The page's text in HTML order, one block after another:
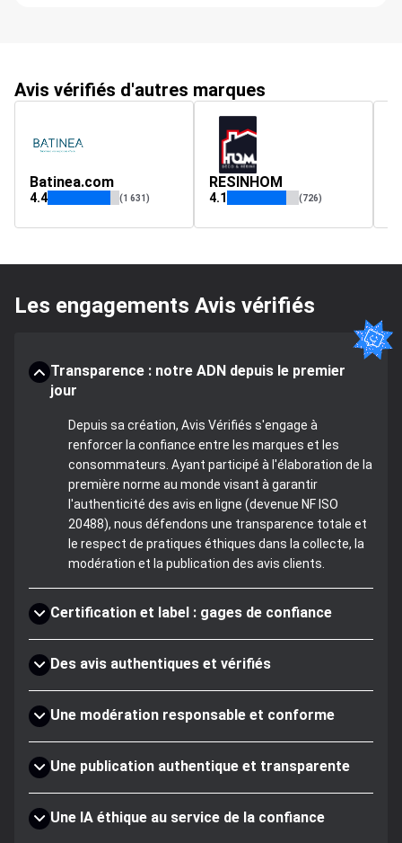
Avis vérifiés d'autres marques
Batinea.com
4.4 (1 631)
RESINHOM
4.1 (726)
Les engagements Avis vérifiés
Transparence : notre ADN depuis le premier
jour
Depuis sa création, Avis Vérifiés s'engage à
renforcer la confiance entre les marques et les
consommateurs. Ayant participé à l'élaboration de la
première norme au monde visant à garantir
l'authenticité des avis en ligne (devenue NF ISO
20488), nous défendons une transparence totale et
le respect de pratiques éthiques dans la collecte, la
modération et la publication des avis clients.
Certification et label : gages de confiance
Des avis authentiques et vérifiés
Une modération responsable et conforme
Une publication authentique et transparente
Une IA éthique au service de la confiance